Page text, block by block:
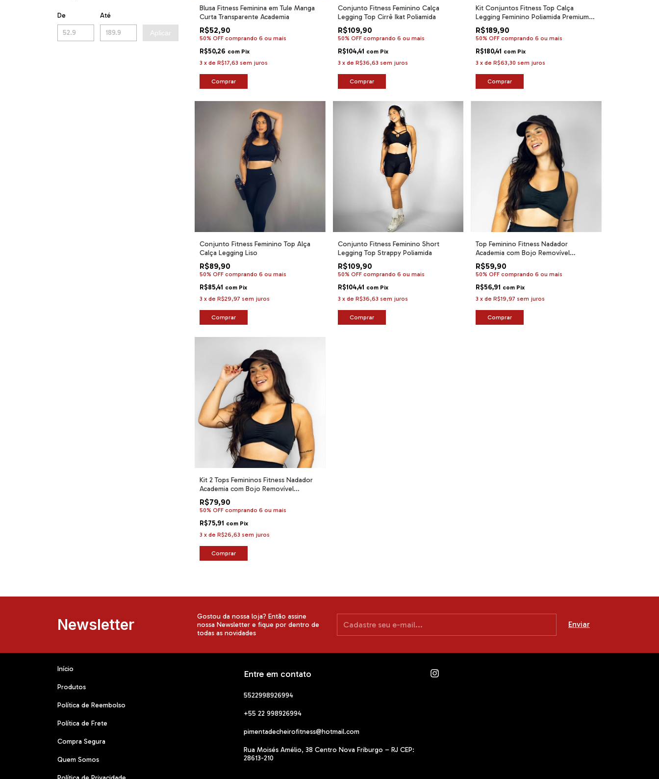
De Até
Aplicar
Blusa Fitness Feminina em Tule Manga
Curta Transparente Academia
R$52,90
50% OFF comprando 6 ou mais
R$50,26 com Pix
3 x de R$17,63 sem juros
Comprar
Conjunto Fitness Feminino Calça
Legging Top Cirrê Ikat Poliamida
R$109,90
50% OFF comprando 6 ou mais
R$104,41 com Pix
3 x de R$36,63 sem juros
Comprar
Kit Conjuntos Fitness Top Calça
Legging Feminino Poliamida Premium
Cirrê Ikat Wonder Canelado
R$189,90
50% OFF comprando 6 ou mais
R$180,41 com Pix
3 xdeR$63,30 sem juros
Comprar
Conjunto Fitness Feminino Top Alça
Calça Legging Liso
R$89,90
50% OFF comprando 6 ou mais
R$85,41 com Pix
3 x de R$29,97 sem juros
Comprar
Conjunto Fitness Feminino Short
Legging Top Strappy Poliamida
R$109,90
50% OFF comprando 6 ou mais
R$104,41 com Pix
3 x de R$36,63 sem juros
Comprar
Top Feminino Fitness Nadador
Academia com Bojo Removível
Confortável Sustentação para Treino
R$59,90
50% OFF comprando 6 ou mais
R$56,91 com Pix
3 xdeR$19,97 sem juros
Comprar
Kit 2 Tops Femininos Fitness Nadador
Academia com Bojo Removível
Confortável para Treino
R$79,90
50% OFF comprando 6 ou mais
R$75,91 com Pix
3 x de R$26,63 sem juros
Comprar
Newsletter
Gostou da nossa loja? Então assine
nossa Newsletter e fique por dentro de
todas as novidades
Início
Produtos
Política de Reembolso
Política de Frete
Compra Segura
Quem Somos
Entre em contato
5522998926994
+55 22 998926994
pimentadecheirofitness@hotmail.com
Rua Moisés Amélio, 38 Centro Nova Friburgo – RJ CEP:
28613-210